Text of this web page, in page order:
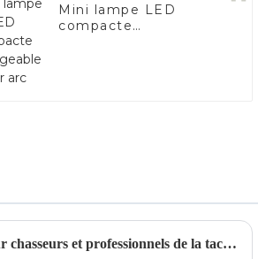
Mini lampe LED
compacte
Meilleurs viseurs infrarouges pour chasseurs et professionnels de la tactique en 2025